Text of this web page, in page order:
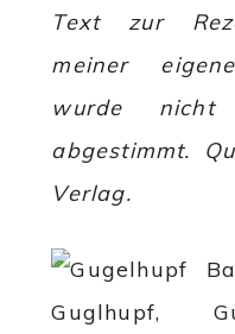
Text zur
meiner
wurde
abgestimmt.
Verlag.